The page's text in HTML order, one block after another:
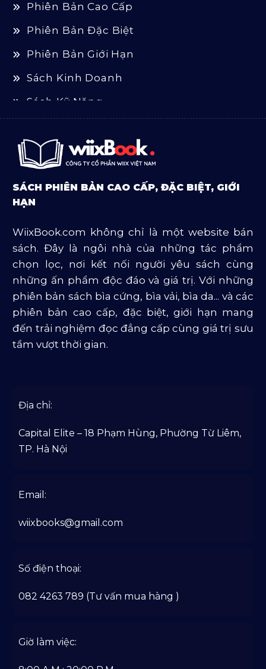
Phiên Bản Cao Cấp
Phiên Bản Đặc Biệt
Phiên Bản Giới Hạn
Sách Kinh Doanh
Sách Kỹ Năng
Sách Ngoại Văn
Sách Tôn Giáo
Sản Phẩm Mở Bán
Văn Học Và Lịch Sử
SÁCH PHIÊN BẢN CAO CẤP, ĐẶC BIỆT, GIỚI
HẠN
WiixBook.com không chỉ là một website bán
sách. Đây là ngôi nhà của những tác phẩm
chọn lọc, nơi kết nối người yêu sách cùng
những ấn phẩm độc đáo và giá trị. Với những
phiên bản sách bìa cứng, bìa vải, bìa da... và các
phiên bản cao cấp, đặc biệt, giới hạn mang
đến trải nghiệm đọc đẳng cấp cùng giá trị sưu
tầm vượt thời gian.
Địa chỉ:
Capital Elite – 18 Phạm Hùng, Phường Từ Liêm,
TP. Hà Nội
Email:
wiixbooks@gmail.com
Số điện thoại:
082 4263 789 (Tư vấn mua hàng )
Giờ làm việc: